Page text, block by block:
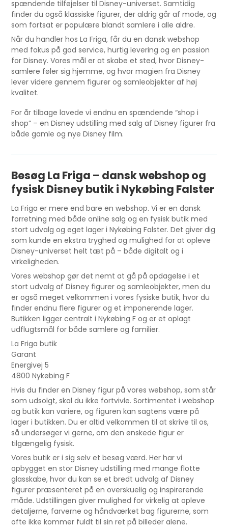
spændende tilføjelser til Disney-universet. Samtidig
finder du også klassiske figurer, der aldrig går af mode, og
som fortsat er populære blandt samlere i alle aldre.
Når du handler hos La Friga, får du en dansk webshop
med fokus på god service, hurtig levering og en passion
for Disney. Vores mål er at skabe et sted, hvor Disney-
samlere føler sig hjemme, og hvor magien fra Disney
lever videre gennem figurer og samleobjekter af høj
kvalitet.
For år tilbage lavede vi endnu en spændende “shop i
shop” – en Disney udstilling med salg af Disney figurer fra
både gamle og nye Disney film.
Besøg La Friga – dansk webshop og
fysisk Disney butik i Nykøbing Falster
La Friga er mere end bare en webshop. Vi er en dansk
forretning med både online salg og en fysisk butik med
stort udvalg og eget lager i Nykøbing Falster. Det giver dig
som kunde en ekstra tryghed og mulighed for at opleve
Disney-universet helt tæt på – både digitalt og i
virkeligheden.
Vores webshop gør det nemt at gå på opdagelse i et
stort udvalg af Disney figurer og samleobjekter, men du
er også meget velkommen i vores fysiske butik, hvor du
finder endnu flere figurer og et imponerende lager.
Butikken ligger centralt i Nykøbing F og er et oplagt
udflugtsmål for både samlere og familier.
La Friga butik
Garant
Energivej 5
4800 Nykøbing F
Hvis du finder en Disney figur på vores webshop, som står
som udsolgt, skal du ikke fortvivle. Sortimentet i webshop
og butik kan variere, og figuren kan sagtens være på
lager i butikken. Du er altid velkommen til at skrive til os,
så undersøger vi gerne, om den ønskede figur er
tilgængelig fysisk.
Vores butik er i sig selv et besøg værd. Her har vi
opbygget en stor Disney udstilling med mange flotte
glasskabe, hvor du kan se et bredt udvalg af Disney
figurer præsenteret på en overskuelig og inspirerende
måde. Udstillingen giver mulighed for virkelig at opleve
detaljerne, farverne og håndværket bag figurerne, som
ofte ikke kommer fuldt til sin ret på billeder alene.